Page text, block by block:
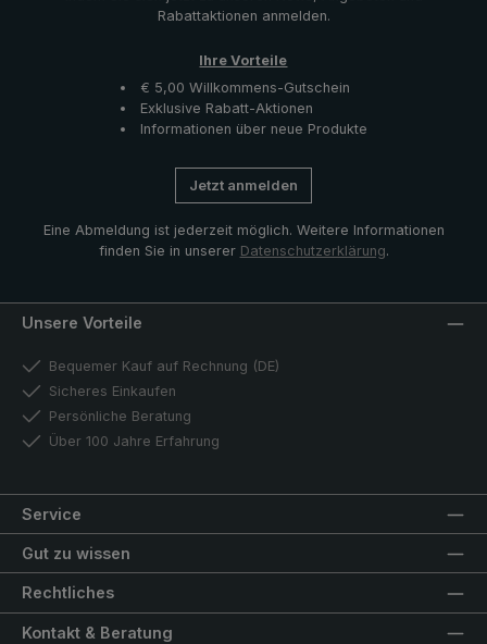
Rabattaktionen anmelden.
Ihre Vorteile
€ 5,00 Willkommens-Gutschein
Exklusive Rabatt-Aktionen
Informationen über neue Produkte
Jetzt anmelden
Eine Abmeldung ist jederzeit möglich. Weitere Informationen
finden Sie in unserer Datenschutzerklärung.
Unsere Vorteile
Bequemer Kauf auf Rechnung (DE)
Sicheres Einkaufen
Persönliche Beratung
Über 100 Jahre Erfahrung
Service
Gut zu wissen
Rechtliches
Kontakt & Beratung